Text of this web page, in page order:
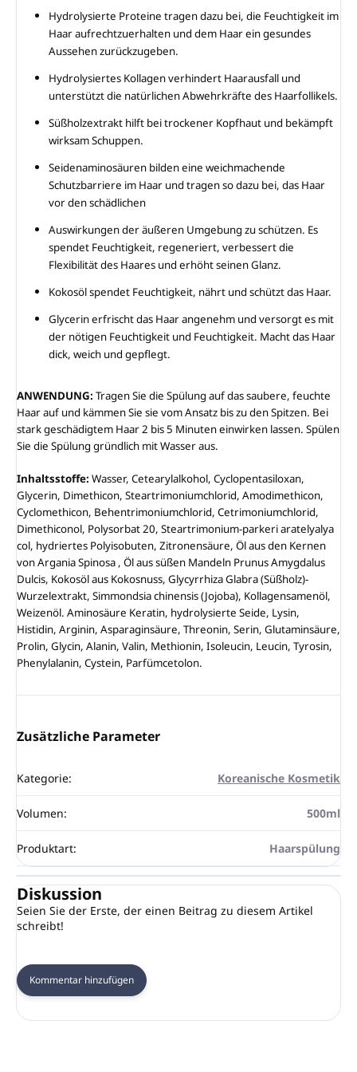
Hydrolysierte Proteine ​​tragen dazu bei, die Feuchtigkeit im
Haar aufrechtzuerhalten und dem Haar ein gesundes
Aussehen zurückzugeben.
Hydrolysiertes Kollagen verhindert Haarausfall und
unterstützt die natürlichen Abwehrkräfte des Haarfollikels.
Süßholzextrakt hilft bei trockener Kopfhaut und bekämpft
wirksam Schuppen.
Seidenaminosäuren bilden eine weichmachende
Schutzbarriere im Haar und tragen so dazu bei, das Haar
vor den schädlichen
Auswirkungen der äußeren Umgebung zu schützen. Es
spendet Feuchtigkeit, regeneriert, verbessert die
Flexibilität des Haares und erhöht seinen Glanz.
Kokosöl spendet Feuchtigkeit, nährt und schützt das Haar.
Glycerin erfrischt das Haar angenehm und versorgt es mit
der nötigen Feuchtigkeit und Feuchtigkeit. Macht das Haar
dick, weich und gepflegt.
ANWENDUNG: Tragen Sie die Spülung auf das saubere, feuchte
Haar auf und kämmen Sie sie vom Ansatz bis zu den Spitzen. Bei
stark geschädigtem Haar 2 bis 5 Minuten einwirken lassen. Spülen
Sie die Spülung gründlich mit Wasser aus.
Inhaltsstoffe: Wasser, Cetearylalkohol, Cyclopentasiloxan,
Glycerin, Dimethicon, Steartrimoniumchlorid, Amodimethicon,
Cyclomethicon, Behentrimoniumchlorid, Cetrimoniumchlorid,
Dimethiconol, Polysorbat 20, Steartrimonium-parkeri aratelyalya
col, hydriertes Polyisobuten, Zitronensäure, Öl aus den Kernen
von Argania Spinosa , Öl aus süßen Mandeln Prunus Amygdalus
Dulcis, Kokosöl aus Kokosnuss, Glycyrrhiza Glabra (Süßholz)-
Wurzelextrakt, Simmondsia chinensis (Jojoba), Kollagensamenöl,
Weizenöl. Aminosäure Keratin, hydrolysierte Seide, Lysin,
Histidin, Arginin, Asparaginsäure, Threonin, Serin, Glutaminsäure,
Prolin, Glycin, Alanin, Valin, Methionin, Isoleucin, Leucin, Tyrosin,
Phenylalanin, Cystein, Parfümcetolon.
Zusätzliche Parameter
Kategorie: Koreanische Kosmetik
Volumen: 500ml
Produktart: Haarspülung
Diskussion
Seien Sie der Erste, der einen Beitrag zu diesem Artikel
schreibt!
Kommentar hinzufügen